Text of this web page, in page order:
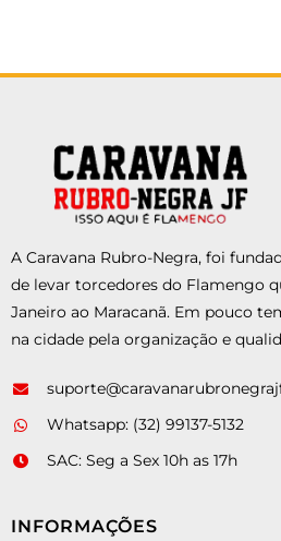
A Caravana Rubro-Negra, foi
de levar torcedores do Flamengo
Janeiro ao Maracanã. Em pouco
na cidade pela organização e
Whatsapp: (32) 99137-5132
SAC: Seg a Sex 10h as 17h
INFORMAÇÕES